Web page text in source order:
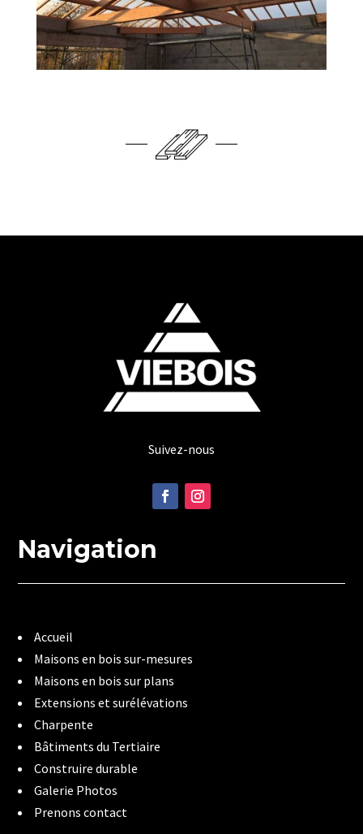
Suivez-nous
Navigation
Accueil
Maisons en bois sur-mesures
Maisons en bois sur plans
Extensions et surélévations
Charpente
Bâtiments du Tertiaire
Construire durable
Galerie Photos
Prenons contact